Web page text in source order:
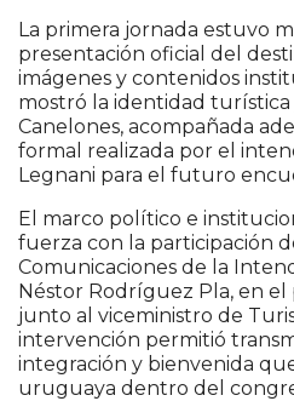
La primera jornada estuvo
presentación oficial del
imágenes y contenidos
mostró la identidad
Canelones, acompañada
formal realizada por el
Legnani para el futuro
El marco político e
fuerza con la participación
Comunicaciones de la
Néstor Rodríguez Pla, en
junto al viceministro de
intervención permitió
integración y bienvenida
uruguaya dentro del